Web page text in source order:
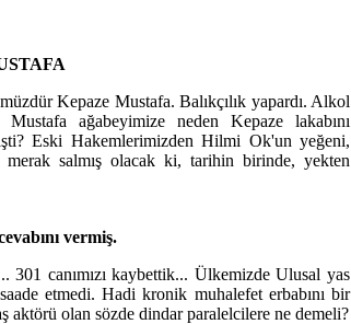
Kepaze Mustafa. Balıkçılık yapardı. Alkol
ağabeyimize neden Kepaze lakabını
Eski Hakemlerimizden Hilmi Ok'un yeğeni,
salmış olacak ki, tarihin birinde, yekten
vermiş.
301 canımızı kaybettik... Ülkemizde Ulusal yas
etmedi. Hadi kronik muhalefet erbabını bir
aktörü olan sözde dindar paralelcilere ne demeli?